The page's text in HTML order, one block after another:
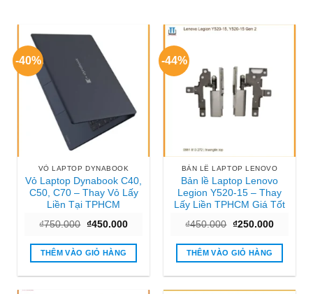
-40%
VỎ LAPTOP DYNABOOK
Vỏ Laptop Dynabook C40,
C50, C70 – Thay Vỏ Lấy
Liền Tại TPHCM
₫750.000 Giá
là:
₫750.000.
₫450.000Giá
tại
₫450.000.
THÊM VÀO GIỎ HÀNG
-44%
BẢN LỀ LAPTOP LENOVO
Bản lề Laptop Lenovo
Legion Y520-15 – Thay
Lấy Liền TPHCM Giá Tốt
₫450.000 Giá
là:
₫450.000.
₫250.000Giá
tại
THÊM VÀO GIỎ HÀNG